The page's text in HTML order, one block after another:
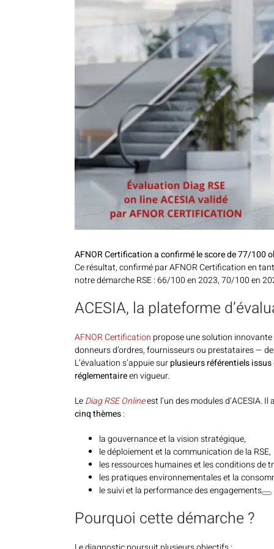
AFNOR Certification a confirmé le score de 77/100
Ce résultat, confirmé par AFNOR Certification en
notre démarche RSE : 66/100 en 2023, 70/100 en
ACESIA, la plateforme
AFNOR Certification propose une solution
donneurs d’ordres, fournisseurs ou prestataires —
L’évaluation s’appuie surplusieurs référentiels
réglementaireen vigueur.
LeDiag RSE Onlineest l’un des modules d’ACESIA.
cinq thèmes:
la gouvernance et la vision stratégique,
le déploiement et la communication de la RSE,
les ressources humaines et les conditions de
les pratiques environnementales et la
le suivi et la performance des engagements
Pourquoi cette démarche ?